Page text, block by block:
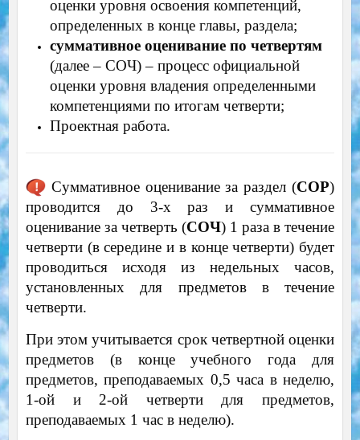
оценки уровня освоения компетенций,
определенных в конце главы, раздела;
суммативное оценивание по четвертям
(далее – СОЧ) – процесс официальной
оценки уровня владения определенными
компетенциями по итогам четверти;
Проектная работа.
Суммативное оценивание за раздел (СОР)
проводится до 3-х раз и суммативное
оценивание за четверть (СОЧ) 1 раза в течение
четверти (в середине и в конце четверти) будет
проводиться исходя из недельных часов,
установленных для предметов в течение
четверти.
При этом учитывается срок четвертной оценки
предметов (в конце учебного года для
предметов, преподаваемых 0,5 часа в неделю,
1-ой и 2-ой четверти для предметов,
преподаваемых 1 час в неделю).